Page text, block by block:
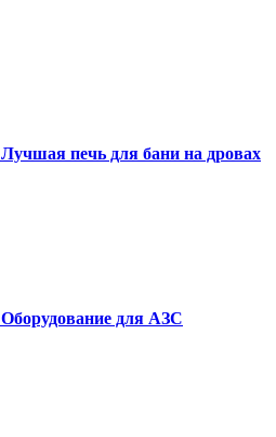
Лучшая печь для бани на дровах
Оборудование для АЗС